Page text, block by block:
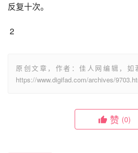
反复十次。
2
原创文章，作者：佳人网编辑，如
https://www.digifad.com/archives/
赞 (0)